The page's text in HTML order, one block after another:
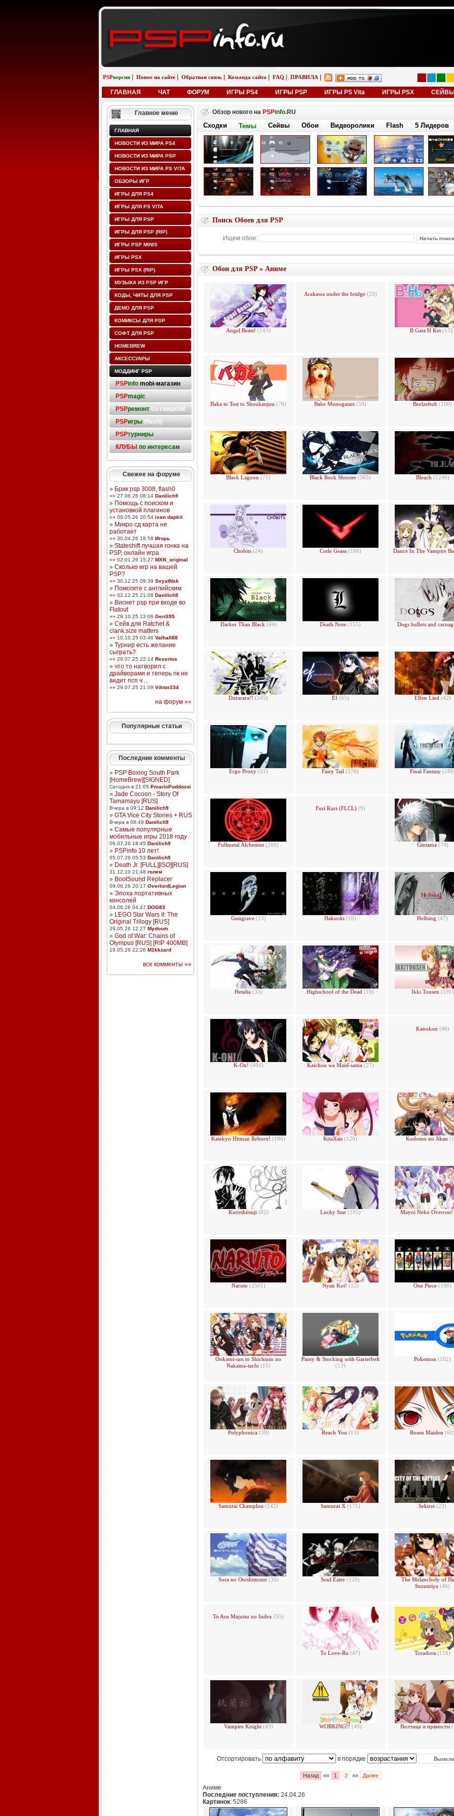
PSPверсия Новое на сайте Обратная связь Команда сайта FAQ ПРАВИЛА
ГЛАВНАЯ ЧАТ ФОРУМ ИГРЫ PS4 ИГРЫ PSP ИГРЫ PS Vita ИГРЫ PSX
Главное меню
ГЛАВНАЯ
НОВОСТИ ИЗ МИРА PS4
НОВОСТИ ИЗ МИРА PSP
НОВОСТИ ИЗ МИРА PS VITA
ОБЗОРЫ ИГР
ИГРЫ ДЛЯ PS4
ИГРЫ ДЛЯ PS VITA
ИГРЫ ДЛЯ PSP
ИГРЫ ДЛЯ PSP (RIP)
ИГРЫ PSP MINIS
ИГРЫ PSX
ИГРЫ PSX (RIP)
МУЗЫКА ИЗ PSP ИГР
КОДЫ, ЧИТЫ ДЛЯ PSP
ДЕМО ДЛЯ PSP
КОМИКСЫ ДЛЯ PSP
СОФТ ДЛЯ PSP
HOMEBREW
АКСЕССУАРЫ
МОДДИНГ PSP
PSPinfo mobi-магазин
PSPmagic
PSPремонтсо скидкой!
PSPигры(flash)
PSPтурниры
КЛУБЫ по интересам
Свежее на форуме
» Брик psp 3008, flash0
»» 27.06.26 08:14 Danilich9
» Помощь с поиском и
установкой плагинов
»» 09.05.26 20:54 ivan dapkit
» Микро сд карта не
работает
»» 30.04.26 18:58 Игорь
» Stateshift лучшая гонка на
PSP, онлайн игра
»» 02.01.26 15:27 MXN_original
» Сколько игр на вашей
PSP?
»» 30.12.25 09:39 SvyatNsk
» Помогите с английским
»» 02.12.25 21:08 Danilich9
» Виснет psp при входе во
Flatout
»» 29.10.25 13:06 GenS95
» Сейв для Ratchet &
clank:size matters
»» 10.10.25 03:46 Valhall88
» Турнир есть желание
сыграть?
»» 29.07.25 22:14 Resertos
» что то натворил с
драйверами и теперь пк не
видит псп ч ...
»» 29.07.25 21:09 Viktor234
на форум »»
Популярные статьи
Последние комменты
» PSP Boxing South Park
[HomeBrew][SIGNED]
Сегодня в 21:05 PmarioPoddozoi
» Jade Cocoon - Story Of
Tamamayu [RUS]
Вчера в 09:12 Danilich9
» GTA Vice City Stories + RUS
Вчера в 08:49 Danilich9
» Самые популярные
мобильные игры 2018 году
06.07.26 18:45 Danilich9
» PSPinfo 10 лет!
05.07.26 05:53 Danilich9
» Death Jr. [FULL][ISO][RUS]
31.12.10 21:48 голем
» BootSound Replacer
09.06.26 20:17 OverlordLegion
» Эпоха портативных
консолей
04.06.26 04:47 DOG83
» LEGO Star Wars II: The
Original Trilogy [RUS]
29.05.26 12:27 Mydoom
» God of War: Chains of
Olympus [RUS] [RIP 400MB]
19.05.26 22:26 M1kkzard
все комменты »»
Обзор нового на PSPinfo.RU
Сходки Темы Сейвы Обои Видеоролики Flash 5 Лидеров
Поиск Обоев для PSP
Ищем обои:
Обои для PSP» Аниме
Angel Beats! (143)
Arakawa under the bridge (25)
B Gata H Kei
Baka to Test to Shoukanjuu (76) Bake Monogatari (59) Beelzebub (100)
Black Lagoon (71) Black Rock Shooter (365) Bleach (1249)
Chobits (24) Code Geass (180) Dance In The Vampire
Darker Than Black (44) Death Note (155) Dogs bullets and
Durarara!! (245) Ef (65) Elfen Lied (42)
Ergo Proxy (31) Fairy Tail (576) Final Fantasy
Fullmetal Alchemist (260)
Furi Kuri (FLCL) (9)
Gintama (74)
Gungrave (13) Hakuoki (10) Hellsing (47)
Hetalia (33) Highschool of the Dead (19) Ikki Tousen (191)
K-On! (400) Kaichou wa Maid-sama (27)
Kanokon (46)
Katekyo Hitman Reborn! (186) KissXsis (120) Kodomo no Jikan
Kuroshitsuji (82) Lucky Star (105) Mayoi Neko Overrun!
Naruto (2501) Nyan Koi! (12) One Piece (198)
Ookami-san to Shichinin no
Nakama-tachi (16)
Panty & Stocking with Garterbelt
(13)
Pokemon (102)
Polyphonica (39) Reach You (13) Rosen Maiden
Samurai Champloo (142) Samurai X (171) Sekirei (23)
Sora no Otoshimono (30) Soul Eater (120)
The Melancholy of
Suzumiya (46)
To Aru Majutsu no Index (55)
To Love-Ru (47) Toradora (116)
Vampire Knight (43) WORKING!! (49) Волчица и пряности
Отсортировать в порядке
Назад «« 1 2 »» Далее
Аниме
Последние поступления: 24.04.26
Картинок: 5286